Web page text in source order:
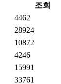
조회
4462
28924
10872
4246
15991
33761